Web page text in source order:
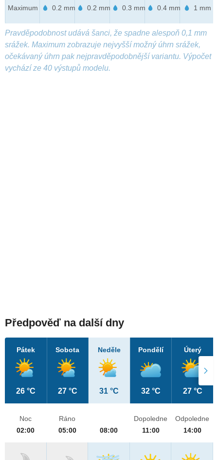
Maximum 0.2 mm 0.2 mm 0.3 mm 0.4 mm 1 mm
Pravděpodobnost udává šanci, že spadne alespoň 0,1 mm
srážek. Maximum zobrazuje nejvyšší možný úhrn srážek,
očekávaný úhrn pak nejpravděpodobnější variantu. Výpočet
vychází ze 40 výstupů modelu.
Předpověď na další dny
Pátek
26 °C
Sobota
27 °C
Neděle
31 °C
Pondělí
32 °C
Úterý
27 °C
Noc
02:00
Ráno
05:00
08:00
Dopoledne
11:00
Odpoledne
14:00